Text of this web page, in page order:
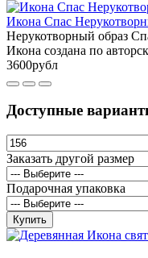
Икона Спас
Нерукотворный образ
Икона создана по
3600рубл
Доступные
Заказать другой размер
Подарочная упаковка
Купить